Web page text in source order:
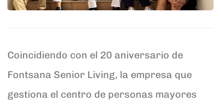
Coincidiendo con el 20 aniversario de
Fontsana Senior Living, la empresa que
gestiona el centro de personas mayores